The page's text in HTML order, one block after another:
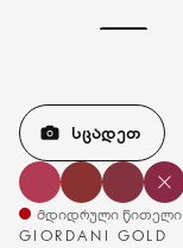
GIORDANI GOLD
ᲡᲪᲐᲓᲔᲗ
მდიდრული წითელი